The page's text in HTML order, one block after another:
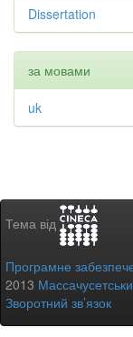
Dissertation
за мовами
uk
Тема від
Програмне
2013
Зворотний зв’язок